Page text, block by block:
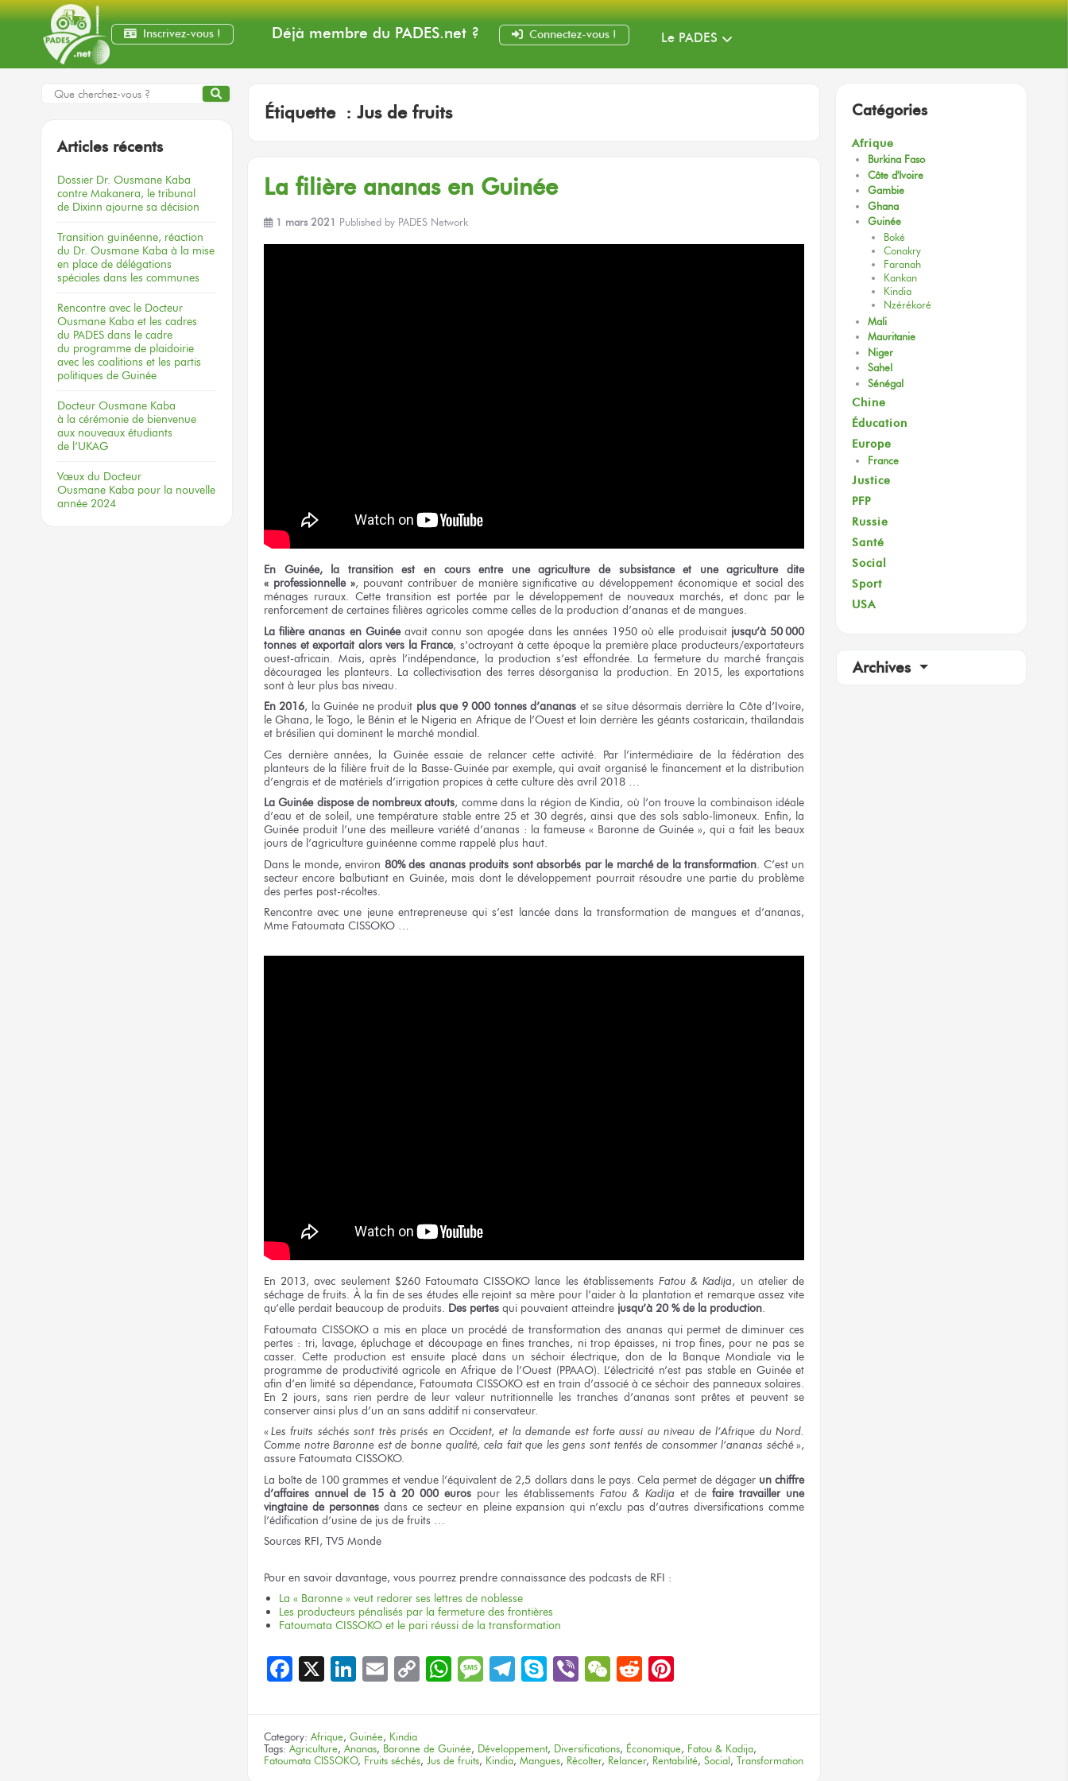
Inscrivez-vous ! Déjà membre du PADES.net? Connectez-vous ! Le PADES
Étiquette : Jus de fruits
La filière ananas en Guinée
1 mars 2021 Published by PADES Network
En Guinée, la transition est en cours entre une agriculture de subsistance et une agriculture dite
« professionnelle », pouvant contribuer de manière significative au développement économique et social des
ménages ruraux. Cette transition est portée par le développement de nouveaux marchés, et donc par le
renforcement de certaines filières agricoles comme celles de la production d’ananas et de mangues.
La filière ananas en Guinéeavait connu son apogée dans les années 1950 où elle produisait jusqu’à 50 000
tonnes et exportait alors vers la France, s’octroyant à cette époque la première place producteurs/exportateurs
ouest-africain. Mais, après l’indépendance, la production s’est effondrée. La fermeture du marché français
découragea les planteurs. La collectivisation des terres désorganisa la production. En 2015, les exportations
sont à leur plus bas niveau.
En 2016, la Guinée ne produit plus que 9 000 tonnes d’ananas et se situe désormais derrière la Côte d’Ivoire,
le Ghana, le Togo, le Bénin et le Nigeria en Afrique de l’Ouest et loin derrière les géants costaricain, thaïlandais
et brésilien qui dominent le marché mondial.
Ces dernière années, la Guinée essaie de relancer cette activité. Par l’intermédiaire de la fédération des
planteurs de la filière fruit de la Basse-Guinée par exemple, qui avait organisé le financement et la distribution
d’engrais et de matériels d’irrigation propices à cette culture dès avril 2018 …
La Guinée dispose de nombreux atouts, comme dans la région de Kindia, où l’on trouve la combinaison idéale
d’eau et de soleil, une température stable entre 25 et 30 degrés, ainsi que des sols sablo-limoneux. Enfin, la
Guinée produit l’une des meilleure variété d’ananas : la fameuse « Baronne de Guinée », qui a fait les beaux
jours de l’agriculture guinéenne comme rappelé plus haut.
Dans le monde, environ 80% des ananas produits sont absorbés par le marché de la transformation. C’est un
secteur encore balbutiant en Guinée, mais dont le développement pourrait résoudre une partie du problème
des pertes post-récoltes.
Rencontre avec une jeune entrepreneuse qui s’est lancée dans la transformation de mangues et d’ananas,
Mme Fatoumata CISSOKO …
En 2013, avec seulement $260 Fatoumata CISSOKO lance les établissements Fatou & Kadija, un atelier de
séchage de fruits. À la fin de ses études elle rejoint sa mère pour l’aider à la plantation et remarque assez vite
qu’elle perdait beaucoup de produits. Des pertes qui pouvaient atteindre jusqu’à 20 % de la production.
Fatoumata CISSOKO a mis en place un procédé de transformation des ananas qui permet de diminuer ces
pertes : tri, lavage, épluchage et découpage en fines tranches, ni trop épaisses, ni trop fines, pour ne pas se
casser. Cette production est ensuite placé dans un séchoir électrique, don de la Banque Mondiale via le
programme de productivité agricole en Afrique de l’Ouest (PPAAO). L’électricité n’est pas stable en Guinée et
afin d’en limité sa dépendance, Fatoumata CISSOKO est en train d’associé à ce séchoir des panneaux solaires.
En 2 jours, sans rien perdre de leur valeur nutritionnelle les tranches d’ananas sont prêtes et peuvent se
conserver ainsi plus d’un an sans additif ni conservateur.
« Les fruits séchés sont très prisés en Occident, et la demande est forte aussi au niveau de l’Afrique du Nord.
Comme notre Baronne est de bonne qualité, cela fait que les gens sont tentés de consommer l’ananas séché»,
assure Fatoumata CISSOKO.
La boîte de 100 grammes et vendue l’équivalent de 2,5 dollars dans le pays. Cela permet de dégager un chiffre
d’affaires annuel de 15 à 20 000 euros pour les établissements Fatou & Kadija et de faire travailler une
vingtaine de personnesdans ce secteur en pleine expansion qui n’exclu pas d’autres diversifications comme
l’édification d’usine de jus de fruits …
Sources RFI, TV5 Monde
Pour en savoir davantage, vous pourrez prendre connaissance des podcasts de RFI :
La « Baronne » veut redorer ses lettres de noblesse
Les producteurs pénalisés par la fermeture des frontières
Fatoumata CISSOKO et le pari réussi de la transformation
Facebook
X LinkedIn
EmailCopyWhatsApp
Message
Telegram
SkypeViberWeChat
Reddit
Category: Afrique, Guinée, Kindia
Tags: Agriculture, Ananas, Baronne de Guinée, Développement, Diversifications, Économique, Fatou & Kadija,
Fatoumata CISSOKO, Fruits séchés, Jus de fruits, Kindia, Mangues, Récolter, Relancer, Rentabilité, Social , Transformation
Articles récents
Dossier Dr. Ousmane Kaba
contre Makanera, le tribunal
de Dixinn ajourne sa décision
Transition guinéenne, réaction
du Dr. Ousmane Kaba à la mise
en place de délégations
spéciales dans les communes
Rencontre avec le Docteur
Ousmane Kaba et les cadres
du PADES dans le cadre
du programme de plaidoirie
avec les coalitions et les partis
politiques de Guinée
Docteur Ousmane Kaba
à la cérémonie de bienvenue
aux nouveaux étudiants
de l’UKAG
Vœux du Docteur
Ousmane Kaba pour la nouvelle
année 2024
Catégories
Afrique
Burkina Faso
Côte d'Ivoire
Gambie
Ghana
Guinée
Boké
Conakry
Faranah
Kankan
Kindia
Nzérékoré
Mali
Mauritanie
Niger
Sahel
Sénégal
Chine
Éducation
Europe
France
Justice
PFP
Russie
Santé
Social
Sport
USA
Archives